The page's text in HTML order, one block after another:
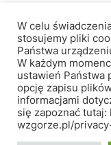
Copyright ©
W celu
stosujemy pliki
Państwa
W każdym
ustawień Państwa
opcję zapisu
informacjami
się zapoznać
wzgorze.pl/